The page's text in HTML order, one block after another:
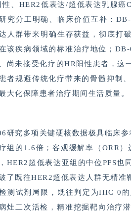
性、HER2低表达/超低表达乳腺癌
究分工明确、临床价值互补：
人群带来明确生存获益，彻底打
该疾病领域的标准治疗地位；
尚未接受化疗的HR阳性患者，这
者规避传统化疗带来的骨髓抑制
大化保障患者治疗期间生活质量。
研究多项关键硬核数据极具临床
组的1.6倍；客观缓解率（ORR
HER2超低表达亚组的中位PFS
了既往HER2超低表达人群无精
测试剂局限，既往判定为IHC 0
灶二次活检，精准挖掘靶向治疗